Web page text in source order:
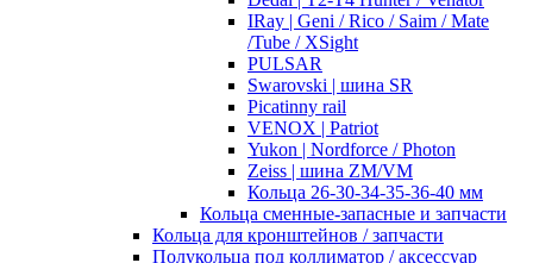
IRay | Geni / Rico / Saim / Mate
/Tube / XSight
PULSAR
Swarovski | шина SR
Picatinny rail
VENOX | Patriot
Yukon | Nordforce / Photon
Zeiss | шина ZM/VM
Кольца 26-30-34-35-36-40 мм
Кольца сменные-запасные и запчасти
Кольца для кронштейнов / запчасти
Полукольца под коллиматор / аксессуар